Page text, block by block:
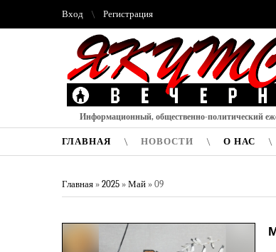
Вход Регистрация
Информационный, общественно-политический
ГЛАВНАЯ НОВОСТИ О НАС
Главная » 2025 » Май » 09